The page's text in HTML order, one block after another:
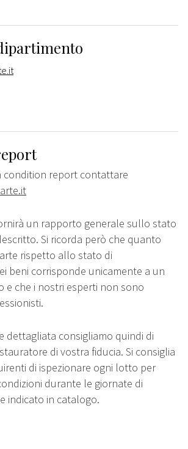
condition report contattare
un rapporto generale sullo stato
Si ricorda però che quanto
rispetto allo stato di
beni corrisponde unicamente a un
e che i nostri esperti non sono
dettagliata consigliamo quindi di
di vostra fiducia. Si consiglia
di ispezionare ogni lotto per
durante le giornate di
indicato in catalogo.